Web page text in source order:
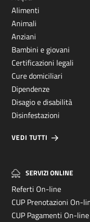
Alimenti
Animali
Anziani
Bambini e giovani
Certificazioni legali
Cure domiciliari
Dipendenze
Disagio e disabilità
Disinfestazioni
VEDI TUTTI
SERVIZI ONLINE
Referti On-line
CUP Prenotazioni On-
CUP Pagamenti On-line